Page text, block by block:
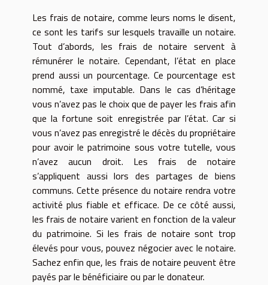
Les frais de notaire, comme leurs noms le disent,
ce sont les tarifs sur lesquels travaille un notaire.
Tout d’abords, les frais de notaire servent à
rémunérer le notaire. Cependant, l’état en place
prend aussi un pourcentage. Ce pourcentage est
nommé, taxe imputable. Dans le cas d’héritage
vous n’avez pas le choix que de payer les frais afin
que la fortune soit enregistrée par l’état. Car si
vous n’avez pas enregistré le décès du propriétaire
pour avoir le patrimoine sous votre tutelle, vous
n’avez aucun droit. Les frais de notaire
s’appliquent aussi lors des partages de biens
communs. Cette présence du notaire rendra votre
activité plus fiable et efficace. De ce côté aussi,
les frais de notaire varient en fonction de la valeur
du patrimoine. Si les frais de notaire sont trop
élevés pour vous, pouvez négocier avec le notaire.
Sachez enfin que, les frais de notaire peuvent être
payés par le bénéficiaire ou par le donateur.